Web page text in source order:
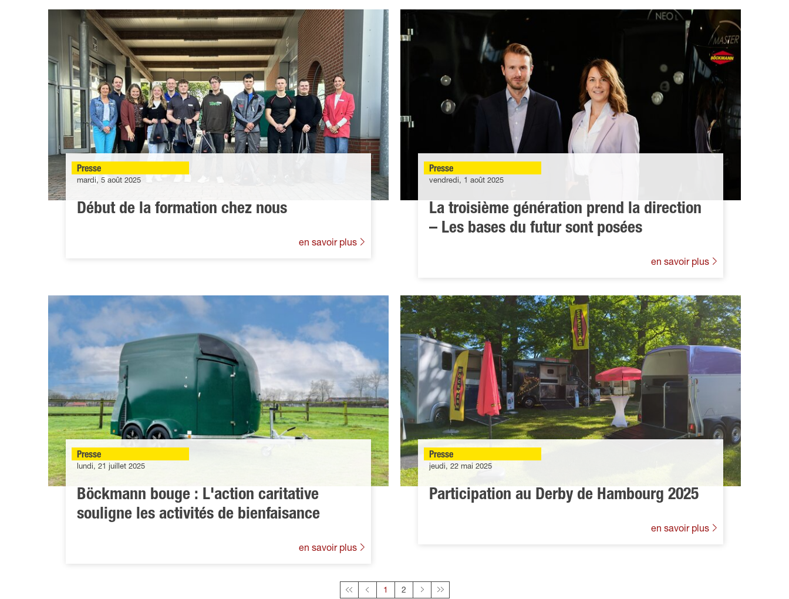
Presse
mardi, 5 août 2025
Début de la formation chez nous
en savoir plus
Presse
vendredi, 1 août 2025
La troisième génération prend la direction
– Les bases du futur sont posées
en savoir plus
Presse
lundi, 21 juillet 2025
Böckmann bouge : L'action caritative
souligne les activités de bienfaisance
en savoir plus
Presse
jeudi, 22 mai 2025
Participation au Derby de Hambourg 2025
en savoir plus
Cette page
1 2